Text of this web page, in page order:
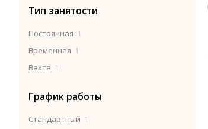
Тип занятости
Постоянная 1
Временная 1
Вахта 1
График работы
Стандартный 1